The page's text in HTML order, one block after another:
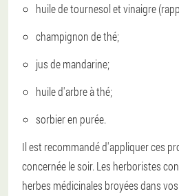
huile de tournesol et vinaigre
champignon de thé;
jus de mandarine;
huile d'arbre à thé;
sorbier en purée.
Il est recommandé d'appliquer ces
concernée le soir. Les herboristes
herbes médicinales broyées dans